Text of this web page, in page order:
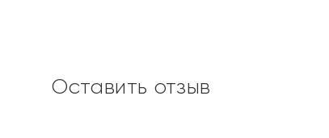
Оставить отзыв